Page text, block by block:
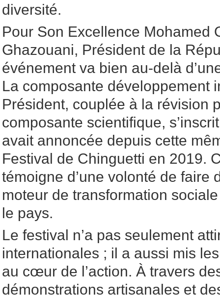
diversité.
Pour Son Excellence Mohamed
Ghazouani, Président de la
événement va bien au-delà
La composante développement
Président, couplée à la révision
composante scientifique,
avait annoncée depuis cette
Festival de Chinguetti en 2019.
témoigne d’une volonté de faire
moteur de transformation
le pays.
Le festival n’a pas seulement
internationales ; il a aussi mis
au cœur de l’action. À travers
démonstrations artisanales et